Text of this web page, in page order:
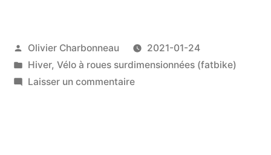
de
neige
Publié
par
Olivier Charbonneau
2021-01-24
Publié
dans
Hiver, Vélo à roues surdimensionnées (fatbike)
Laisser un commentairesur